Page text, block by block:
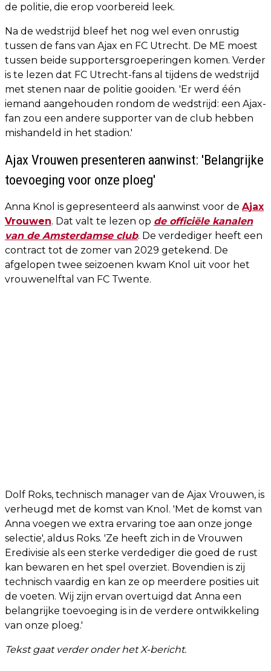
de politie, die erop voorbereid leek.
Na de wedstrijd bleef het nog wel even onrustig
tussen de fans van Ajax en FC Utrecht. De ME moest
tussen beide supportersgroeperingen komen. Verder
is te lezen dat FC Utrecht-fans al tijdens de wedstrijd
met stenen naar de politie gooiden. 'Er werd één
iemand aangehouden rondom de wedstrijd: een Ajax-
fan zou een andere supporter van de club hebben
mishandeld in het stadion.'
Ajax Vrouwen presenteren aanwinst: 'Belangrijke
toevoeging voor onze ploeg'
Anna Knol is gepresenteerd als aanwinst voor de Ajax
Vrouwen. Dat valt te lezen op de officiële kanalen
van de Amsterdamse club. De verdediger heeft een
contract tot de zomer van 2029 getekend. De
afgelopen twee seizoenen kwam Knol uit voor het
vrouwenelftal van FC Twente.
Dolf Roks, technisch manager van de Ajax Vrouwen, is
verheugd met de komst van Knol. 'Met de komst van
Anna voegen we extra ervaring toe aan onze jonge
selectie', aldus Roks. 'Ze heeft zich in de Vrouwen
Eredivisie als een sterke verdediger die goed de rust
kan bewaren en het spel overziet. Bovendien is zij
technisch vaardig en kan ze op meerdere posities uit
de voeten. Wij zijn ervan overtuigd dat Anna een
belangrijke toevoeging is in de verdere ontwikkeling
van onze ploeg.'
Tekst gaat verder onder het X-bericht.